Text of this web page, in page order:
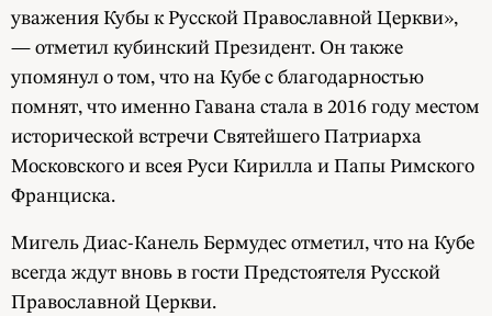
уважения Кубы к Русской Православной Церкви»,
— отметил кубинский Президент. Он также
упомянул о том, что на Кубе с благодарностью
помнят, что именно Гавана стала в 2016 году местом
исторической встречи Святейшего Патриарха
Московского и всея Руси Кирилла и Папы Римского
Франциска.
Мигель Диас-Канель Бермудес отметил, что на Кубе
всегда ждут вновь в гости Предстоятеля Русской
Православной Церкви.